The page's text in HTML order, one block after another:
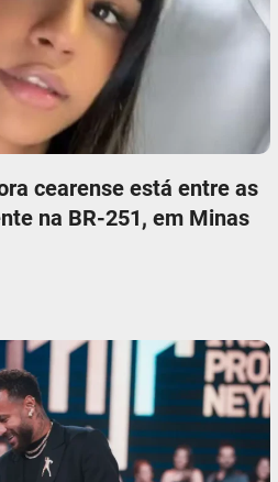
cearense está entre as
na BR-251, em Minas